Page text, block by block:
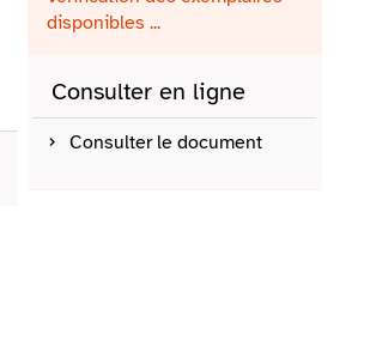
disponibles ...
Consulter en ligne
Consulter le document